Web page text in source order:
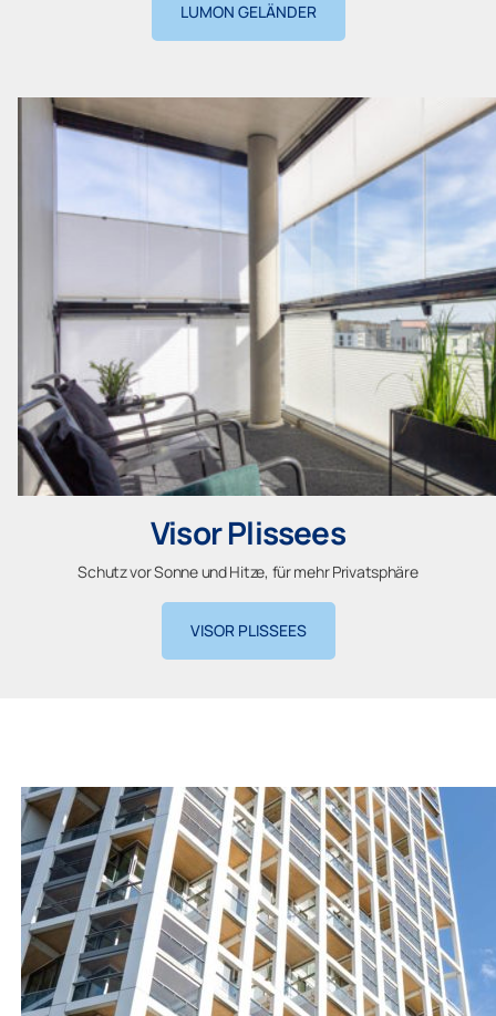
LUMON GELÄNDER
Visor Plissees
Schutz vor Sonne und Hitze, für mehr Privatsphäre
VISOR PLISSEES